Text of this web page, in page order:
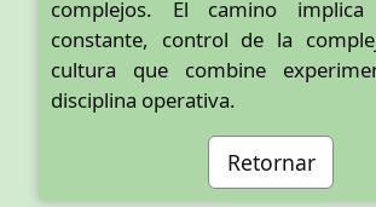
complejos. El camino implica
constante, control de la
cultura que combine
disciplina operativa.
Retornar